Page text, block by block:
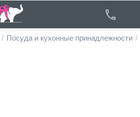
/ Посуда и кухонные принадлежности /